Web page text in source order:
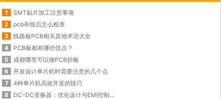
1
SMT贴片加工注意事项
2
pcb布线后怎么检查
3
线路板PCB相关其他术语大全
4
PCB板都有哪些优点？
5
成都哪里可以做PCB抄板
6
开发设计单片机时需要注意的几个点
7
4种单片机高效开发的技巧
8
DC-DC变换器：优化设计与EMI控制的秘诀